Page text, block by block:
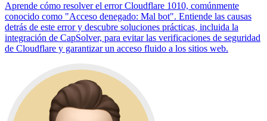
Aprende cómo resolver el error Cloudflare 1010, comúnmente
conocido como "Acceso denegado: Mal bot". Entiende las causas
detrás de este error y descubre soluciones prácticas, incluida la
integración de CapSolver, para evitar las verificaciones de seguridad
de Cloudflare y garantizar un acceso fluido a los sitios web.